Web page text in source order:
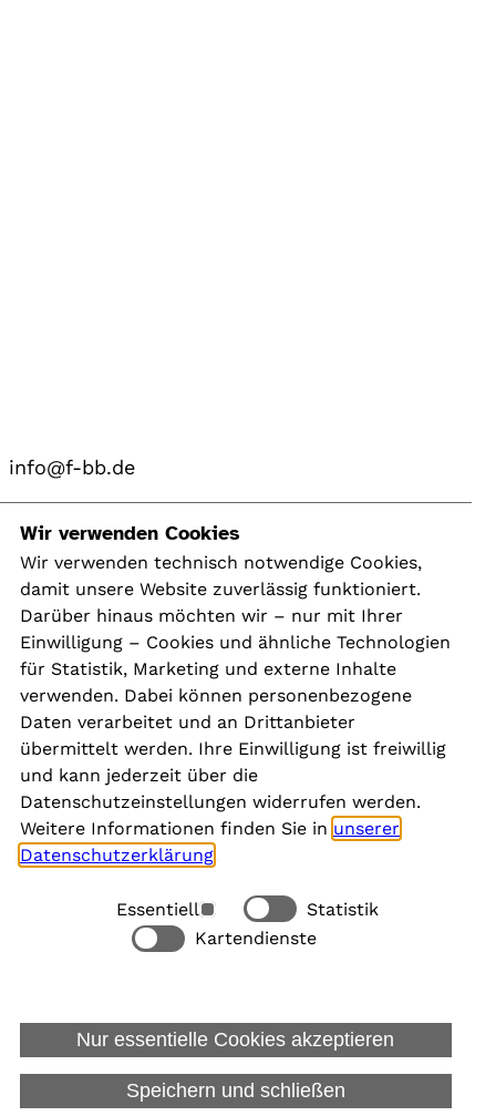
info@f-bb.de
Navigation
Kontakt
Presse
Aktuelles
Karriere
Newsletter
Social Media
Rechtliches
Allgemeine Datenschutzinformation
Datenschutzinformation für Bewerbungen
Impressum
Wir verwenden Cookies
Wir verwenden technisch notwendige Cookies,
damit unsere Website zuverlässig funktioniert.
Darüber hinaus möchten wir – nur mit Ihrer
Einwilligung – Cookies und ähnliche Technologien
für Statistik, Marketing und externe Inhalte
verwenden. Dabei können personenbezogene
Daten verarbeitet und an Drittanbieter
übermittelt werden. Ihre Einwilligung ist freiwillig
und kann jederzeit über die
Datenschutzeinstellungen widerrufen werden.
Weitere Informationen finden Sie in unserer
Datenschutzerklärung
Essentiell
Statistik
Kartendienste
Nur essentielle Cookies akzeptieren
Speichern und schließen